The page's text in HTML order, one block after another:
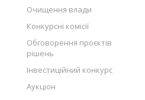
Очищення влади
Конкурсні комісії
Обговорення проєктів
рішень
Інвестиційний конкурс
Аукціон